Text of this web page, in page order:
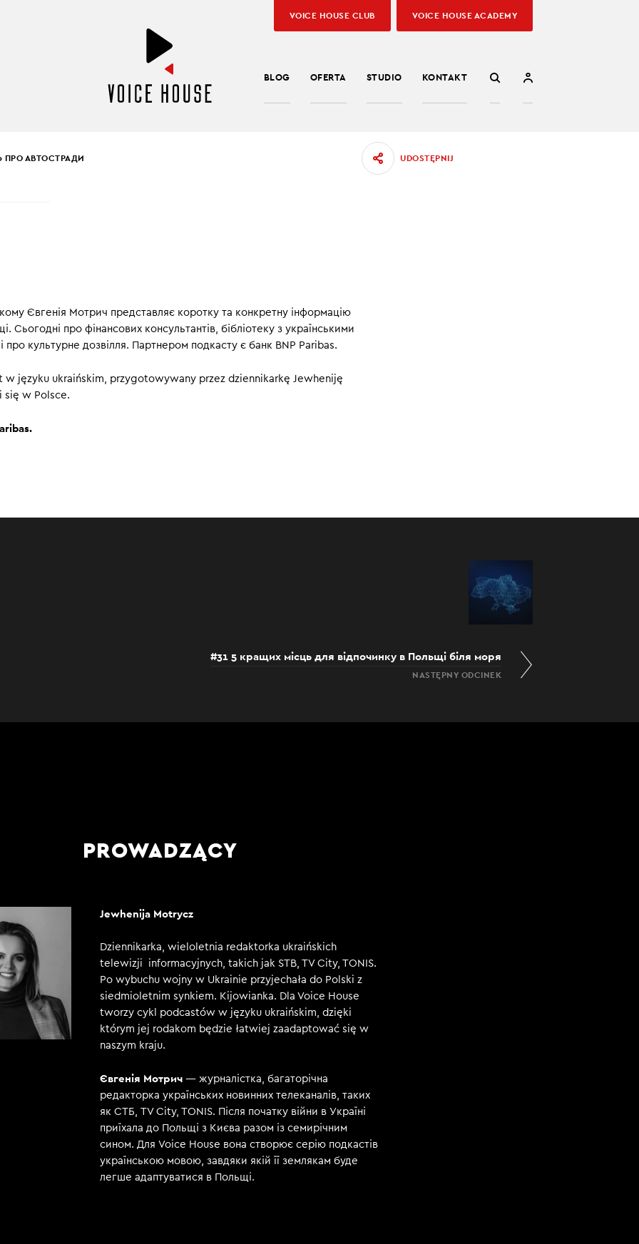
BLOG OFERTA STUDIO KONTAKT
VOICE HOUSE CLUB VOICE HOUSE ACADEMY
00:00
ПРО АВТОСТРАДИ UDOSTĘPNIJ
Євгенія Мотрич представляє коротку та конкретну інформацію
Сьогодні про фінансових консультантів, бібліотеку з українськими
культурне дозвілля. Партнером подкасту є банк BNP Paribas.
języku ukraińskim, przygotowywany przez dziennikarkę Jewheniję
się w Polsce.
#31 5 кращих місць для відпочинку в Польщі біля моря
NASTĘPNY ODCINEK
PROWADZĄCY
Jewhenija Motrycz
Dziennikarka, wieloletnia redaktorka ukraińskich
telewizji informacyjnych, takich jak STB, TV City, TONIS.
Po wybuchu wojny w Ukrainie przyjechała do Polski z
siedmioletnim synkiem. Kijowianka. Dla Voice House
tworzy cykl podcastów w języku ukraińskim, dzięki
którym jej rodakom będzie łatwiej zaadaptować się w
naszym kraju.
Євгенія Мотрич — журналістка, багаторічна
редакторка українських новинних телеканалів, таких
як СТБ, TV City, TONIS. Після початку війни в Україні
приїхала до Польщі з Києва разом із семирічним
сином. Для Voice House вона створює серію подкастів
українською мовою, завдяки якій її землякам буде
легше адаптуватися в Польщі.